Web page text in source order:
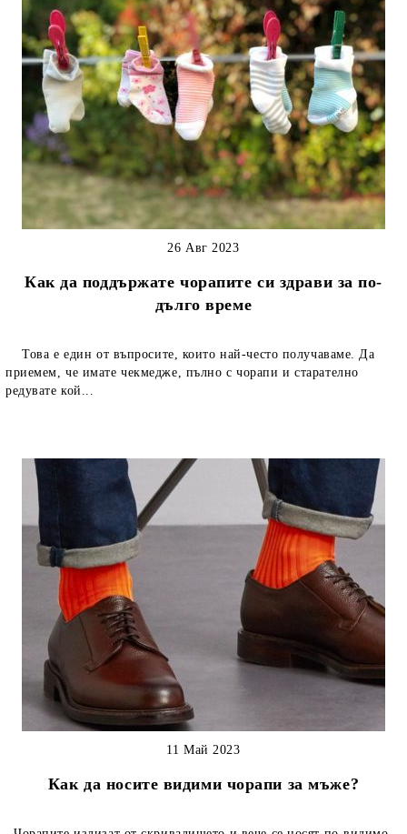
Как да поддържате чорапите си здрави за по-
дълго време
26 Авг 2023
Това е един от въпросите, които най-често получаваме. Да
приемем, че имате чекмедже, пълно с чорапи и старателно
редувате кой...
Как да носите видими чорапи за мъже?
11 Май 2023